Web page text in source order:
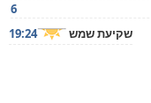
6
שקיעת שמש 19:24